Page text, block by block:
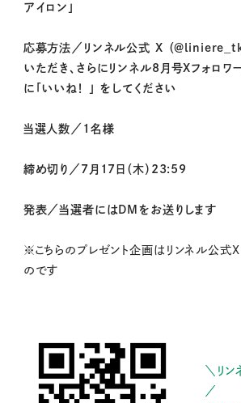
アイロン」
応募方法／リンネル公式 X （＠liniere_tkj
いただき、さらにリンネル8月号Xフォロワ
に「いいね！ 」 をしてください
当選人数／1名様
締め切り／7月17日（木）23:59
発表／当選者にはDMをお送りします
※こちらのプレゼント企画はリンネル公式
のです
＼リン
／